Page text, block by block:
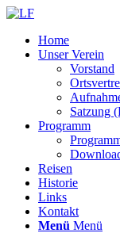
Home
Unser Verein
Vorstand
Satzung
Programm
Reisen
Historie
Links
Kontakt
Menü Menü